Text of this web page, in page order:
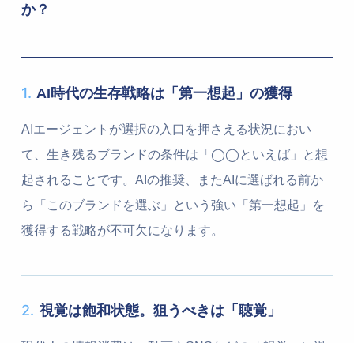
か？
1. AI時代の生存戦略は「第一想起」の獲得
AIエージェントが選択の入口を押さえる状況におい
て、生き残るブランドの条件は「◯◯といえば」と想
起されることです。AIの推奨、またAIに選ばれる前か
ら「このブランドを選ぶ」という強い「第一想起」を
獲得する戦略が不可欠になります。
2. 視覚は飽和状態。狙うべきは「聴覚」